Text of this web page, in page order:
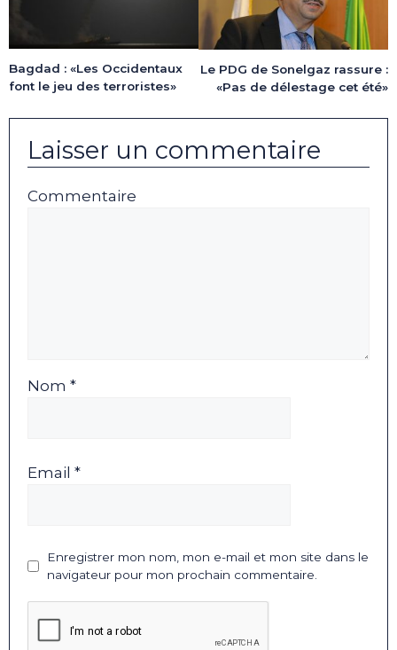
Bagdad : «Les Occidentaux
font le jeu des terroristes»
Le PDG de Sonelgaz rassure :
«Pas de délestage cet été»
Laisser un commentaire
Commentaire
Nom *
Email *
Enregistrer mon nom, mon e-mail et mon site dans le
navigateur pour mon prochain commentaire.